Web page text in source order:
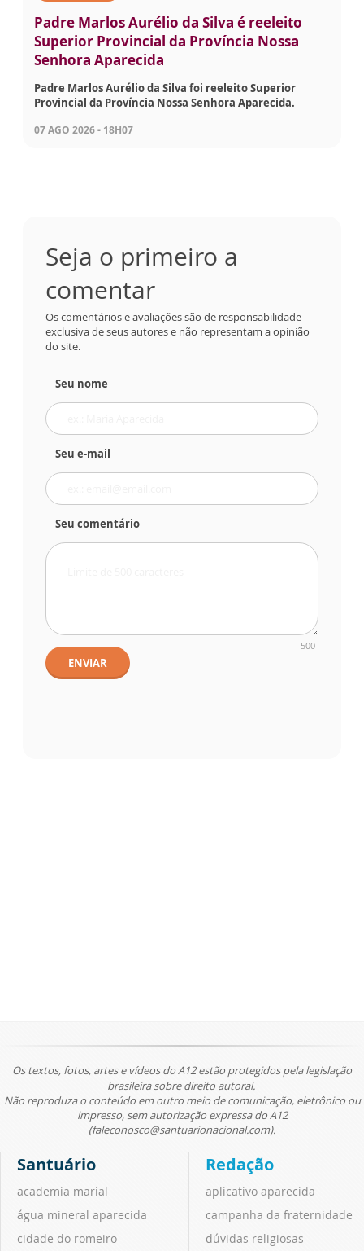
Padre Marlos Aurélio da Silva é reeleito
Superior Provincial da Província Nossa
Senhora Aparecida
Padre Marlos Aurélio da Silva foi reeleito Superior
Provincial da Província Nossa Senhora Aparecida.
07 AGO 2026 - 18H07
Seja o primeiro a
comentar
Os comentários e avaliações são de responsabilidade
exclusiva de seus autores e não representam a opinião
do site.
Seu nome
Seu e-mail
Seu comentário
500
ENVIAR
Os textos, fotos, artes e vídeos do A12 estão protegidos pela legislação
brasileira sobre direito autoral.
Não reproduza o conteúdo em outro meio de comunicação, eletrônico ou
impresso, sem autorização expressa do A12
(faleconosco@santuarionacional.com).
Santuário
academia marial
água mineral aparecida
cidade do romeiro
Redação
aplicativo aparecida
campanha da fraternidade
dúvidas religiosas